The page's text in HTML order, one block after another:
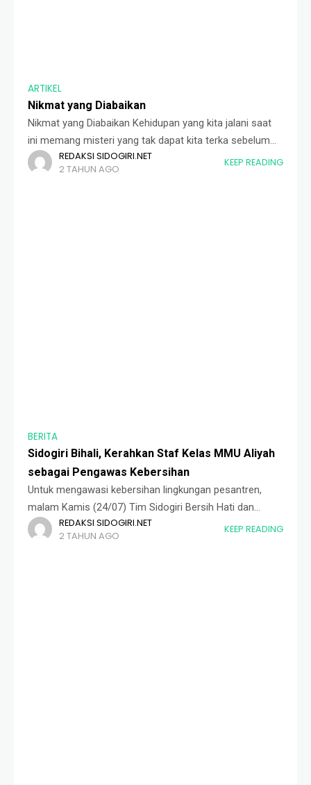
ARTIKEL
Nikmat yang Diabaikan
Nikmat yang Diabaikan Kehidupan yang kita jalani saat
ini memang misteri yang tak dapat kita terka sebelum
dam setelahnya. Allah sengaja merahasiakan semua
yang akan terjadi pada waktu mendatang supaya
REDAKSI SIDOGIRI.NET
2 TAHUN AGO
KEEP READING
BERITA
Sidogiri Bihali, Kerahkan Staf Kelas MMU Aliyah
sebagai Pengawas Kebersihan
Untuk mengawasi kebersihan lingkungan pesantren,
malam Kamis (24/07) Tim Sidogiri Bersih Hati dan
Bersih Lingkungan (Bihali) mengundang seluruh staf
kelas Madrasah Miftahul Ulum (MMU) Aliyah di Ruang
REDAKSI SIDOGIRI.NET
2 TAHUN AGO
KEEP READING